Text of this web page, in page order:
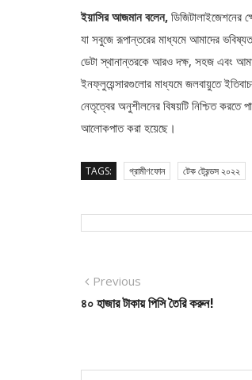
ইয়াসির আজমান বলেন,
যা সবুজে রূপান্তরের মাধ্যমে আমাদের
ডেটা স্থানান্তরকে আরও দক্ষ, সহজ এবং
ইনফ্লুয়েন্সারগুলোর মাধ্যমে জলবায়ুতে
নেতৃত্বের অনুশীলনের বিষয়টি নিশ্চিত করতে
আলোকপাত করা হয়েছে।
TAGS: গ্রামীণফোন টেক ট্রেন্ডস ২০২২
Post
navigation
Previous
post:
৪০ হাজার টাকায় পিসি তৈরি করুন!